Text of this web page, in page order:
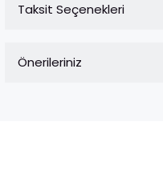
Taksit Seçenekleri
Önerileriniz